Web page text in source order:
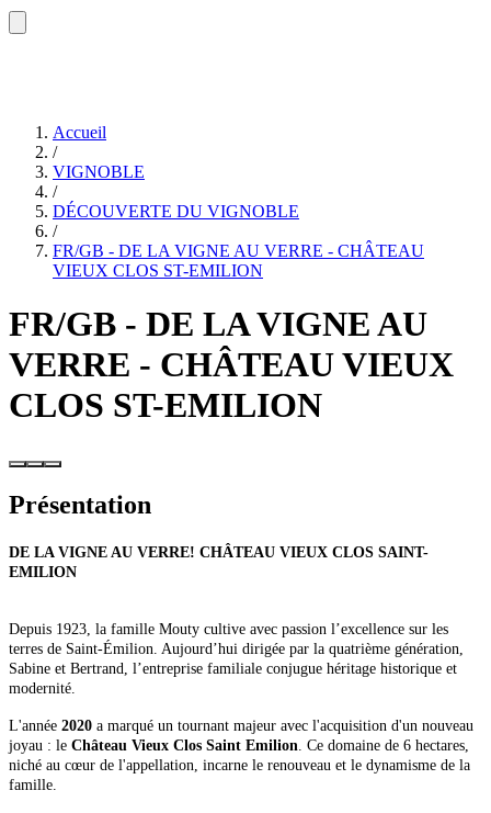
Accueil
/
VIGNOBLE
/
DÉCOUVERTE DU VIGNOBLE
/
FR/GB - DE LA VIGNE AU VERRE - CHÂTEAU
VIEUX CLOS ST-EMILION
FR/GB - DE LA VIGNE AU
VERRE - CHÂTEAU VIEUX
CLOS ST-EMILION
Présentation
DE LA VIGNE AU VERRE! CHÂTEAU VIEUX CLOS SAINT-
EMILION
Depuis 1923, la famille Mouty cultive avec passion l’excellence sur les
terres de Saint-Émilion. Aujourd’hui dirigée par la quatrième génération,
Sabine et Bertrand, l’entreprise familiale conjugue héritage historique et
modernité.
L'année 2020 a marqué un tournant majeur avec l'acquisition d'un nouveau
joyau : le Château Vieux Clos Saint Emilion. Ce domaine de 6 hectares,
niché au cœur de l'appellation, incarne le renouveau et le dynamisme de la
famille.